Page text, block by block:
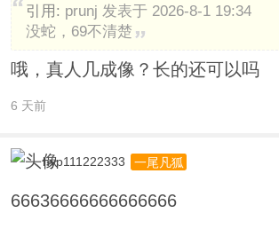
引用: prunj 发表于 2026-8-1 19:34
没蛇，69不清楚
哦，真人几成像？长的还可以吗
6 天前
hyp111222333 一尾凡狐
66636666666666666